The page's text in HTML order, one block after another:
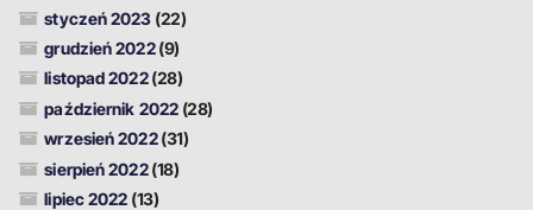
styczeń 2023 (22)
grudzień 2022(9)
listopad 2022(28)
październik 2022(28)
wrzesień 2022(31)
sierpień 2022(18)
lipiec 2022 (13)